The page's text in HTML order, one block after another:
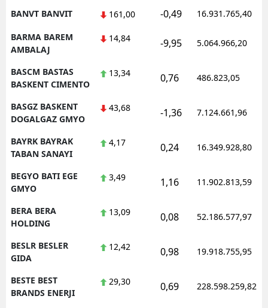
BANVT BANVIT 161,00 -0,49 16.931.765,40
BARMA BAREM
AMBALAJ
14,84 -9,95 5.064.966,20
BASCM BASTAS
BASKENT CIMENTO
13,34 0,76 486.823,05
BASGZ BASKENT
DOGALGAZ GMYO
43,68 -1,36 7.124.661,96
BAYRK BAYRAK
TABAN SANAYI
4,17 0,24 16.349.928,80
BEGYO BATI EGE
GMYO
3,49 1,16 11.902.813,59
BERA BERA
HOLDING
13,09 0,08 52.186.577,97
BESLR BESLER
GIDA
12,42 0,98 19.918.755,95
BESTE BEST
BRANDS ENERJI
29,30 0,69 228.598.259,82